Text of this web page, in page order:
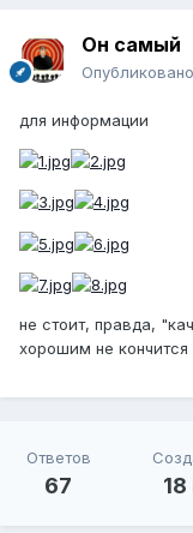
Он самый
Опубликовано
для информации
не стоит, правда,
хорошим не кончится
Ответов
67 18